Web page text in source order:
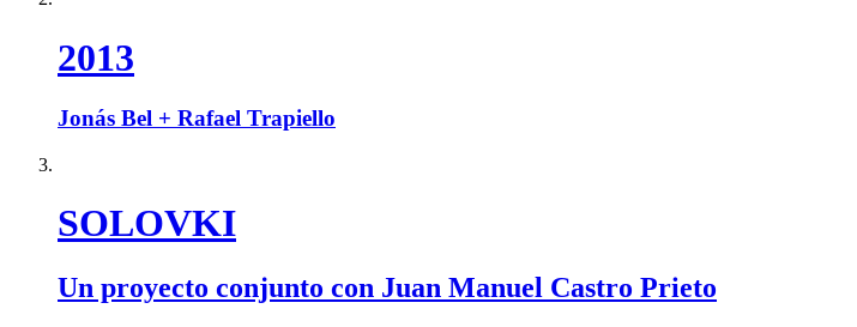
2013
Jonás Bel + Rafael Trapiello
SOLOVKI
Un proyecto conjunto con Juan Manuel Castro Prieto